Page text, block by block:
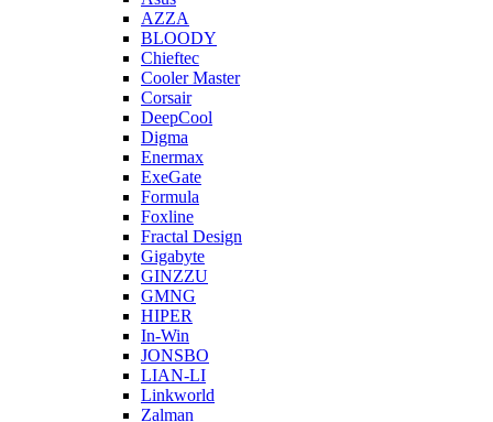
AZZA
BLOODY
Chieftec
Cooler Master
Corsair
DeepCool
Digma
Enermax
ExeGate
Formula
Foxline
Fractal Design
Gigabyte
GINZZU
GMNG
HIPER
In-Win
JONSBO
LIAN-LI
Linkworld
Zalman